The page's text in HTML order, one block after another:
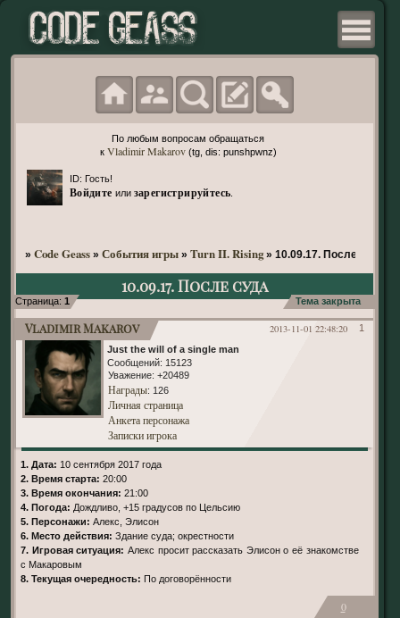
По любым вопросам обращаться
к Vladimir Makarov(tg, dis: punshpwnz)
ID: Гость!
Войдите или зарегистрируйтесь
» Code Geass » События игры » Turn II. Rising » 10.09.17. После суда
10.09.17. После суда
Страница: 1 Тема закрыта
1
2013-11-01 22:48:20
Vladimir Makarov
Just the will of a single man
Сообщений: 15123
Уважение: +20489
Награды: 126
Личная страница
Анкета персонажа
Записки игрока
1. Дата: 10 сентября 2017 года
2. Время старта: 20:00
3. Время окончания: 21:00
4. Погода: Дождливо, +15 градусов по Цельсию
5. Персонажи: Алекс, Элисон
6. Место действия: Здание суда; окрестности
7. Игровая ситуация: Алекс просит рассказать Элисон о её знакомстве
с Макаровым
8. Текущая очередность: По договорённости
0